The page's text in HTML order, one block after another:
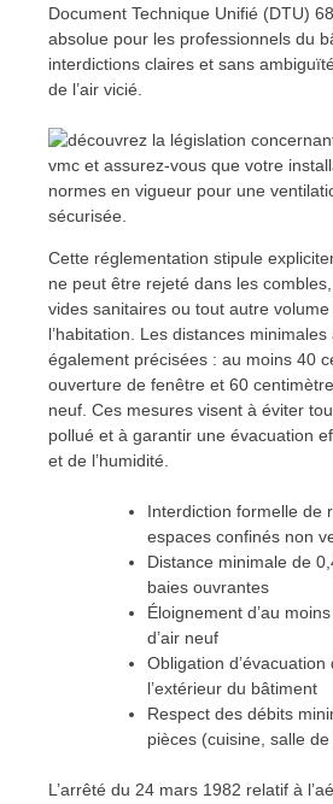
Document Technique Unifié (DTU)
absolue pour les professionnels du
interdictions claires et sans
de l’air vicié.
Cette réglementation stipule
ne peut être rejeté dans les
vides sanitaires ou tout autre
l’habitation. Les distances
également précisées : au moins 40
ouverture de fenêtre et 60
neuf. Ces mesures visent à éviter
pollué et à garantir une évacuation
et de l’humidité.
Interdiction formelle de
espaces confinés non
Distance minimale de
baies ouvrantes
Éloignement d’au
d’air neuf
Obligation
l’extérieur du bâtiment
Respect des débits
pièces (cuisine, salle
L’arrêté du 24 mars 1982 relatif à